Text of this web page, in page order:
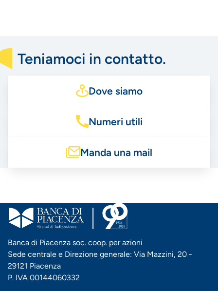
Teniamoci in contatto.
Dove siamo
Numeri utili
Manda una mail
Banca di Piacenza soc. coop. per azioni
Sede centrale e Direzione generale: Via Mazzini, 20 -
29121 Piacenza
P. IVA 00144060332